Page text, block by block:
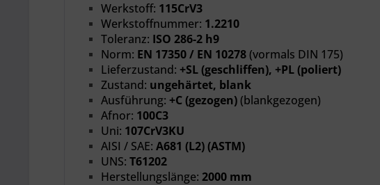
Werkstoff: 115CrV3
Werkstoffnummer: 1.2210
Toleranz: ISO 286-2 h9
Norm: EN 17350 / EN 10278(vormals DIN 175)
Lieferzustand: +SL (geschliffen), +PL (poliert)
Zustand: ungehärtet, blank
Ausführung: +C (gezogen)(blankgezogen)
Afnor: 100C3
Uni: 107CrV3KU
AISI / SAE: A681 (L2) (ASTM)
UNS: T61202
Herstellungslänge: 2000 mm